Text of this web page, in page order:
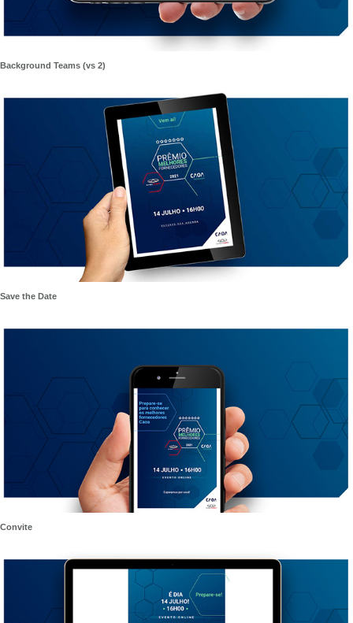
Background Teams (vs 2)
Save the Date
Convite